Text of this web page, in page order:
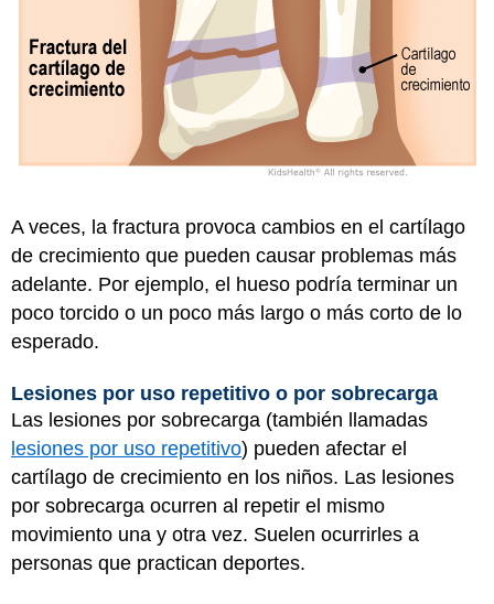
A veces, la fractura provoca cambios en el cartílago
de crecimiento que pueden causar problemas más
adelante. Por ejemplo, el hueso podría terminar un
poco torcido o un poco más largo o más corto de lo
esperado.
Lesiones por uso repetitivo o por sobrecarga
Las lesiones por sobrecarga (también llamadas
lesiones por uso repetitivo) pueden afectar el
cartílago de crecimiento en los niños. Las lesiones
por sobrecarga ocurren al repetir el mismo
movimiento una y otra vez. Suelen ocurrirles a
personas que practican deportes.